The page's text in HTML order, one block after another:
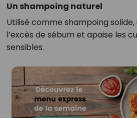
Un shampoing naturel
Utilisé comme shampoing
l’excès de sébum et apaise les
sensibles.